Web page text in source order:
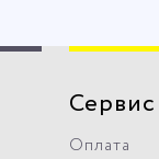
Сервис
Оплата